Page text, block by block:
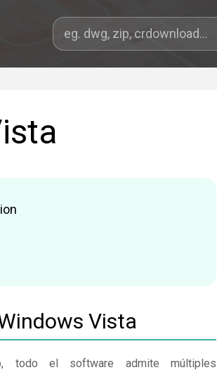
Vista
todo el software admite múltiples